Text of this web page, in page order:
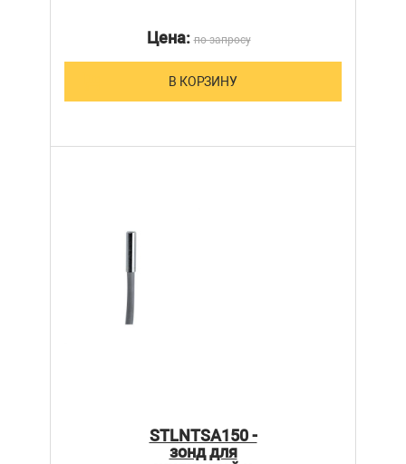
Цена:по запросу
В КОРЗИНУ
STLNTSA150 -
зонд для